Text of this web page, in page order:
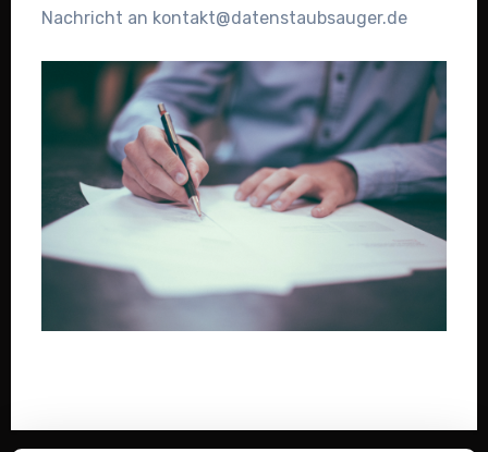
Nachricht an kontakt@datenstaubsauger.de